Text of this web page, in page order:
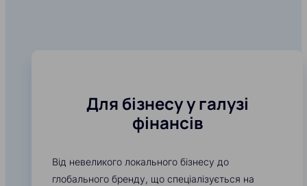
Для бізнесу у галузі
фінансів
Від невеликого локального бізнесу до
глобального бренду, що спеціалізується на